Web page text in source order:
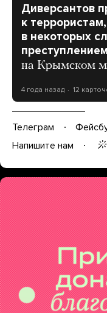
Диверсантов
к
в некоторых
преступлением
на Крымском
4 года назад 12
Телеграм
Напишите нам